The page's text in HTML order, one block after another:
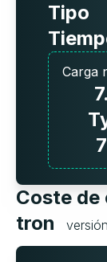
Tipo
Carga
Coste de
tron